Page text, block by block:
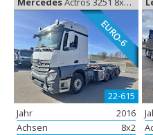
EURO-6
22-615
Jahr
2016
Achsen
8x2